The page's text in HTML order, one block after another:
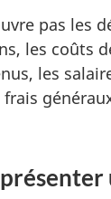
pas les
les coûts
les